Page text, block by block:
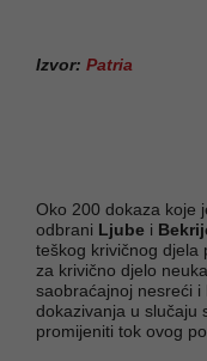
Izvor: Patria
Oko 200 dokaza koje
odbrani Ljube i
teškog krivičnog djela
za krivično djelo
saobraćajnoj nesreći i
dokazivanja u slučaju
promijeniti tok ovog